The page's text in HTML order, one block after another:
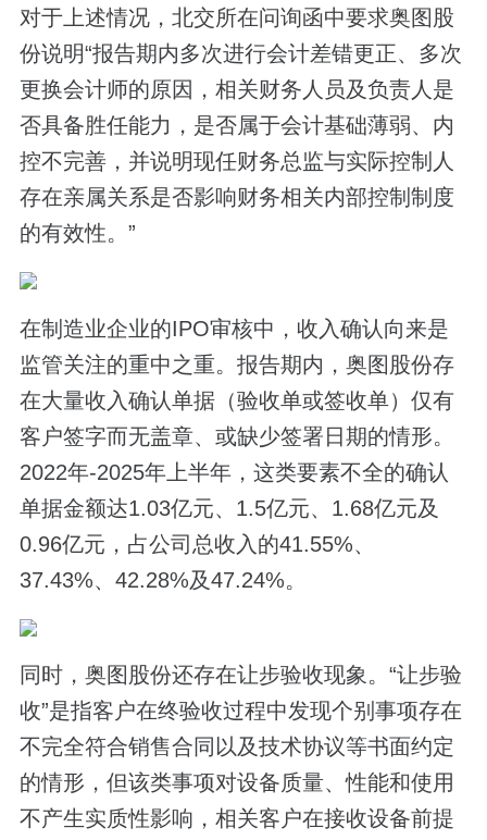
对于上述情况，北交所在问询函中要求奥图股
份说明“报告期内多次进行会计差错更正、多次
更换会计师的原因，相关财务人员及负责人是
否具备胜任能力，是否属于会计基础薄弱、内
控不完善，并说明现任财务总监与实际控制人
存在亲属关系是否影响财务相关内部控制制度
的有效性。”
在制造业企业的IPO审核中，收入确认向来是
监管关注的重中之重。报告期内，奥图股份存
在大量收入确认单据（验收单或签收单）仅有
客户签字而无盖章、或缺少签署日期的情形。
2022年-2025年上半年，这类要素不全的确认
单据金额达1.03亿元、1.5亿元、1.68亿元及
0.96亿元，占公司总收入的41.55%、
37.43%、42.28%及47.24%。
同时，奥图股份还存在让步验收现象。“让步验
收”是指客户在终验收过程中发现个别事项存在
不完全符合销售合同以及技术协议等书面约定
的情形，但该类事项对设备质量、性能和使用
不产生实质性影响，相关客户在接收设备前提